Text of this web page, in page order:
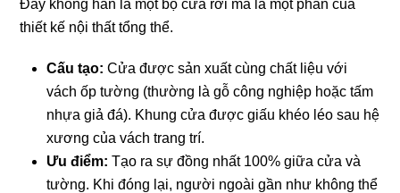
Đây không hẳn là một bộ cửa rời mà là một phần của
thiết kế nội thất tổng thể.
Cấu tạo: Cửa được sản xuất cùng chất liệu với
vách ốp tường (thường là gỗ công nghiệp hoặc tấm
nhựa giả đá). Khung cửa được giấu khéo léo sau hệ
xương của vách trang trí.
Ưu điểm: Tạo ra sự đồng nhất 100% giữa cửa và
tường. Khi đóng lại, người ngoài gần như không thể